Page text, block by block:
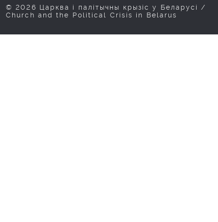
© 2026 Царква і палітычны крызіс у Беларусі /
Church and the Political Crisis in Belarus